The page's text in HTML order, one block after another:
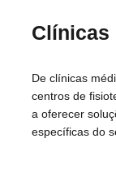
Clínicas
De clínicas
centros de
a oferecer
específicas do